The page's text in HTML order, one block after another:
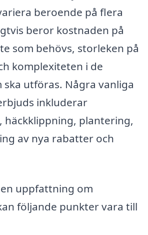
beroende på flera
beror kostnaden på
som behövs, storleken på
komplexiteten i de
utföras. Några vanliga
inkluderar
häckklippning, plantering,
av nya rabatter och
uppfattning om
följande punkter vara till